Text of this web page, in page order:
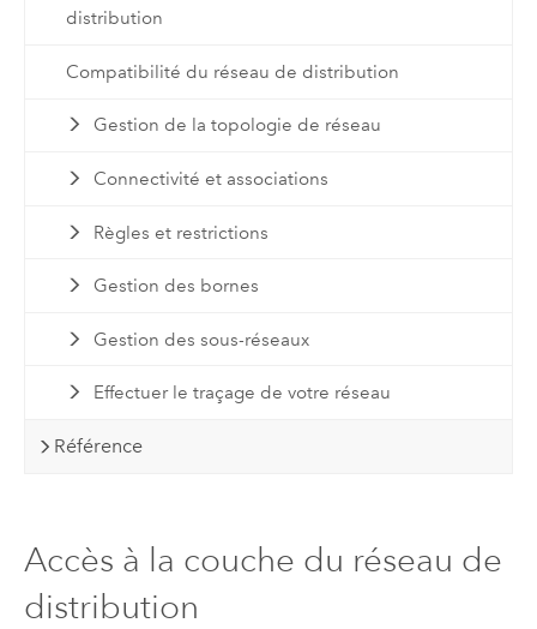
distribution
Compatibilité du réseau de distribution
Gestion de la topologie de réseau
Connectivité et associations
Règles et restrictions
Gestion des bornes
Gestion des sous-réseaux
Effectuer le traçage de votre réseau
Référence
Accès à la couche du réseau de
distribution